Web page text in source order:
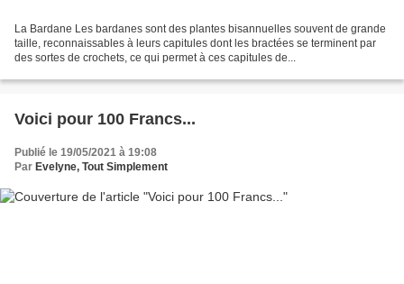
La Bardane Les bardanes sont des plantes bisannuelles souvent de grande
taille, reconnaissables à leurs capitules dont les bractées se terminent par
des sortes de crochets, ce qui permet à ces capitules de...
Voici pour 100 Francs...
Publié le 19/05/2021 à 19:08
Par Evelyne, Tout Simplement